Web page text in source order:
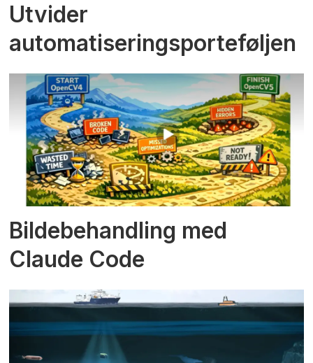
Utvider
automatiseringsporteføljen
Bildebehandling med
Claude Code